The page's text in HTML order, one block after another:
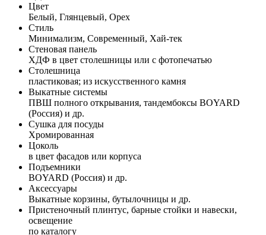
Цвет
Белый, Глянцевый, Орех
Стиль
Минимализм, Современный, Хай-тек
Стеновая панель
ХДФ в цвет столешницы или с фотопечатью
Столешница
пластиковая; из искусственного камня
Выкатные системы
ПВШ полного открывания, тандембоксы BOYARD
(Россия) и др.
Сушка для посуды
Хромированная
Цоколь
в цвет фасадов или корпуса
Подъемники
BOYARD (Россия) и др.
Аксессуары
Выкатные корзины, бутылочницы и др.
Пристеночный плинтус, барные стойки и навески,
освещение
по каталогу